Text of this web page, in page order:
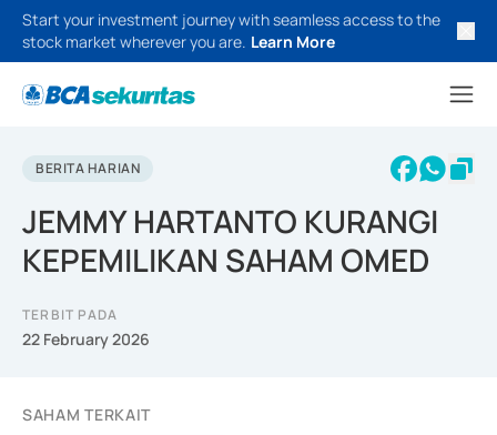
Start your investment journey with seamless access to the
stock market wherever you are. Learn More
BERITA HARIAN
JEMMY HARTANTO KURANGI
KEPEMILIKAN SAHAM OMED
TERBIT PADA
22 February 2026
SAHAM TERKAIT